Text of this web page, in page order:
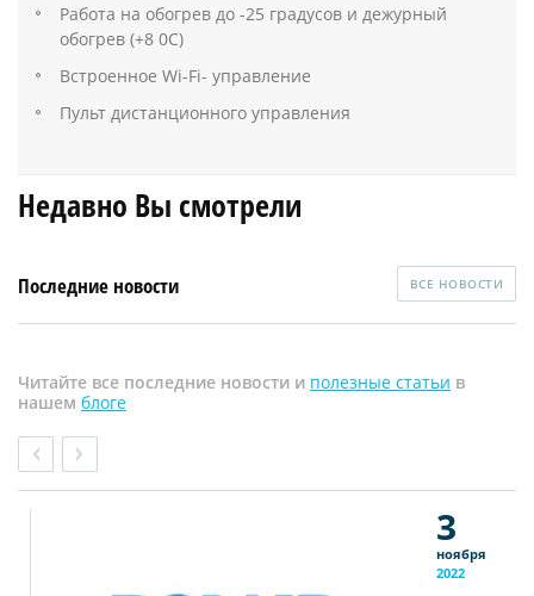
Работа на обогрев до -25 градусов и дежурный
обогрев (+8 0C)
Встроенное Wi-Fi- управление
Пульт дистанционного управления
Недавно Вы смотрели
Последние новости ВСЕ НОВОСТИ
Читайте все последние новости и полезные статьи в
нашем блоге
3
ноября
2022